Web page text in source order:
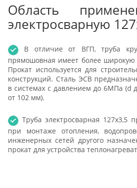
Область
электросварную
В отличие от ВГП, труба
прямошовная имеет более широкую
Прокат используется для
конструкций. Сталь ЭСВ
в системах с давлением до 6МПа (d
от 102 мм).
Труба электросварная 127x3,5
при монтаже отопления,
инженерных сетей другого
прокат для устройства